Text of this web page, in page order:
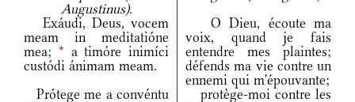
Augustinus).
Exáudi, Deus, vocem
meam in meditatióne
mea; * a timóre inimíci
custódi ánimam meam.
O Dieu, écoute ma
voix, quand je fais
entendre mes plaintes;
défends ma vie contre un
ennemi qui m'épouvante;
Prótege me a convéntu
protège-moi contre les